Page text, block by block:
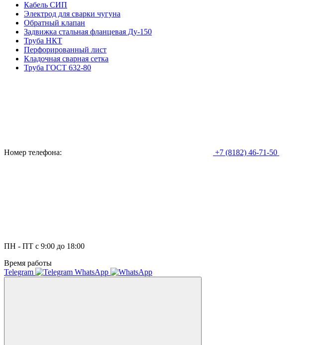
Кабель СИП
Электрод для сварки чугуна
Обратный клапан
Задвижка стальная фланцевая Ду-150
Труба НКТ
Перфорированный лист
Кладочная сварная сетка
Труба ГОСТ 632-80
Номер телефона: +7 (8182) 46-71-50
ПН - ПТ с 9:00 до 18:00
Время работы
Telegram
WhatsApp